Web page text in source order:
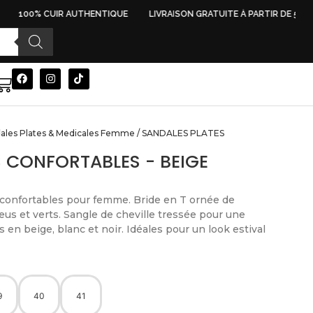
100% CUIR AUTHENTIQUE LIVRAISON GRATUITE À PARTIR DE 500
Plates & Medicales Femme / SANDALES PLATES
CONFORTABLES - BEIGE
pour femme. Bride en T ornée de
et verts. Sangle de cheville tressée pour une
en beige, blanc et noir. Idéales pour un look estival
40 41